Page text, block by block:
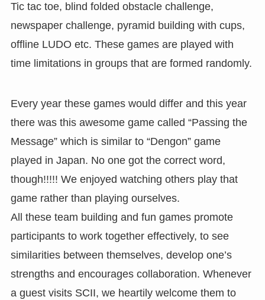
Tic tac toe, blind folded obstacle challenge,
newspaper challenge, pyramid building with cups,
offline LUDO etc. These games are played with
time limitations in groups that are formed randomly.
Every year these games would differ and this year
there was this awesome game called “Passing the
Message” which is similar to “Dengon” game
played in Japan. No one got the correct word,
though!!!!! We enjoyed watching others play that
game rather than playing ourselves.
All these team building and fun games promote
participants to work together effectively, to see
similarities between themselves, develop one’s
strengths and encourages collaboration. Whenever
a guest visits SCII, we heartily welcome them to